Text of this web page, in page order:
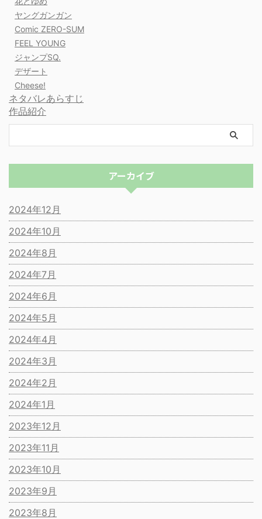
ヤングガンガン
Comic ZERO-SUM
FEEL YOUNG
ジャンプSQ.
デザート
Cheese!
ネタバレあらすじ
作品紹介
アーカイブ
2024年12月
2024年10月
2024年8月
2024年7月
2024年6月
2024年5月
2024年4月
2024年3月
2024年2月
2024年1月
2023年12月
2023年11月
2023年10月
2023年9月
2023年8月